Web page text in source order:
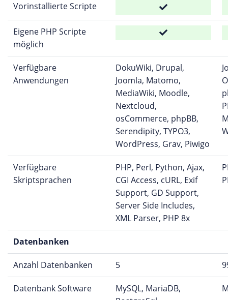
Vorinstallierte Scripte
Eigene PHP Scripte
möglich
Verfügbare
Anwendungen
DokuWiki, Drupal,
Joomla, Matomo,
MediaWiki, Moodle,
Nextcloud,
osCommerce, phpBB,
Serendipity, TYPO3,
WordPress, Grav, Piwigo
Verfügbare
Skriptsprachen
PHP, Perl, Python, Ajax,
CGI Access, cURL, Exif
Support, GD Support,
Server Side Includes,
XML Parser, PHP 8x
Datenbanken
Anzahl Datenbanken 5
Datenbank Software
MySQL, MariaDB,